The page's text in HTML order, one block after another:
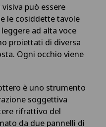
visiva può essere
le cosiddette tavole
ad alta voce
proiettati di diversa
Ogni occhio viene
è uno strumento
soggettiva
rifrattivo del
da due pannelli di